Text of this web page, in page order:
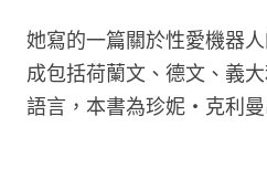
她寫的一篇關於性愛機器
成包括荷蘭文、德文、義
語言，本書為珍妮‧克利曼